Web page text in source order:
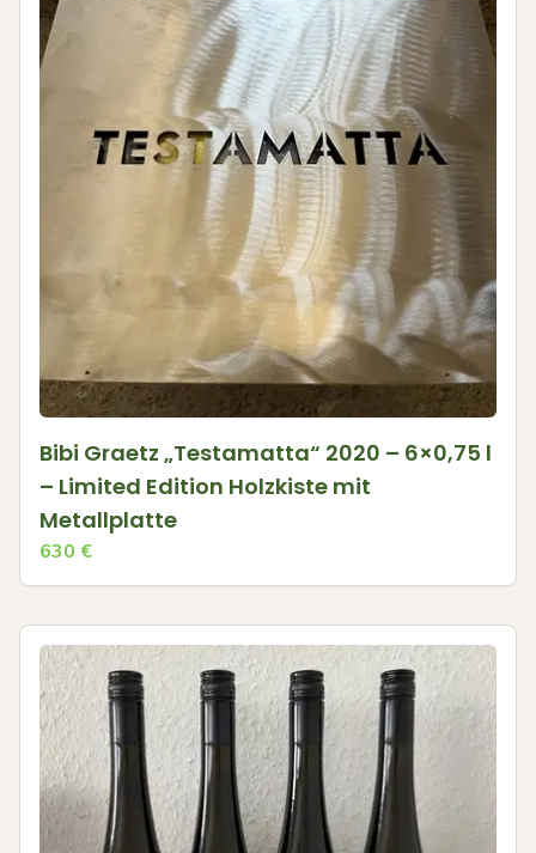
Bibi Graetz „Testamatta“ 2020 – 6×0,75 l
– Limited Edition Holzkiste mit
Metallplatte
630 €